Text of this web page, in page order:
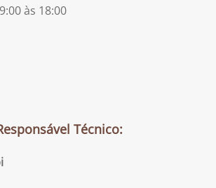
às 18:00
Técnico: